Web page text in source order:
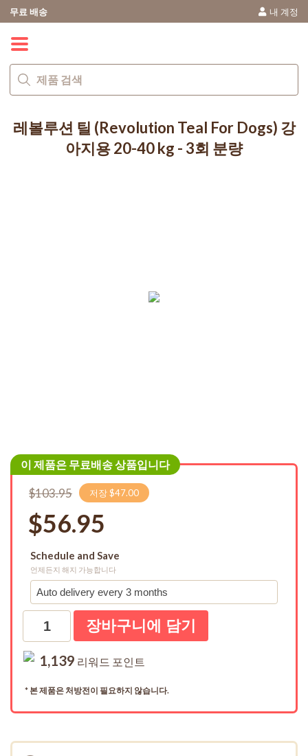
내 계정
무료 배송
레볼루션 틸 (Revolution Teal For Dogs) 강
아지용 20-40 kg - 3회 분량
이 제품은 무료배송 상품입니다
$103.95 저장 $47.00
$56.95
Schedule and Save
언제든지 해지 가능합니다
1,139 리워드 포인트
* 본 제품은 처방전이 필요하지 않습니다.